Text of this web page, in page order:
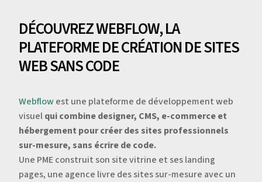
DÉCOUVREZ WEBFLOW, LA
PLATEFORME DE CRÉATION DE SITES
WEB SANS CODE
Webflowest une plateforme de développement web
visuelqui combine designer, CMS, e-commerce et
hébergement pour créer des sites professionnels
sur-mesure, sans écrire de code.
Une PME construit son site vitrine et ses landing
pages, une agence livre des sites sur-mesure avec un